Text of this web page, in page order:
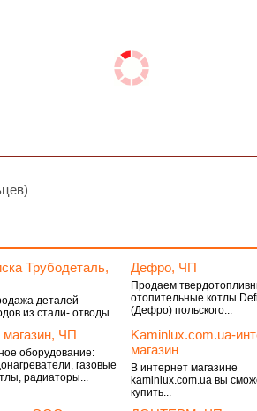
Трубодеталь,
деталей
из стали- отводы...
Дефро, ЧП
Продаем
отопительные котлы
(Дефро) польского...
ЧП
оборудование:
газовые
радиаторы...
Kaminlux.com.ua-
магазин
В интернет магазине
kaminlux.com.ua вы
купить...